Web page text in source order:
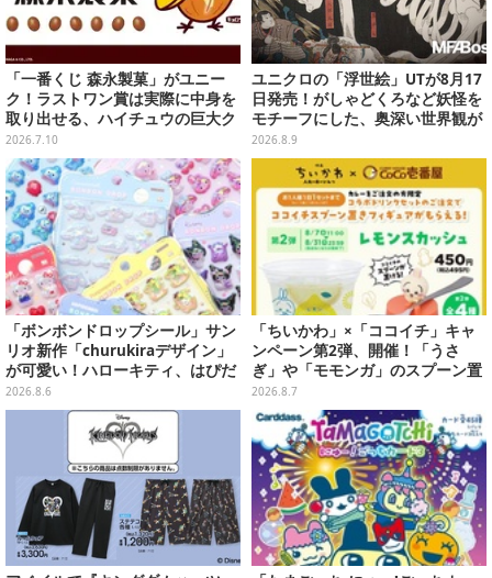
「一番くじ 森永製菓」がユニー
ク！ラストワン賞は実際に中身を
取り出せる、ハイチュウの巨大ク
ッション
2026.7.10
ユニクロの「浮世絵」UTが8月17
日発売！がしゃどくろなど妖怪を
モチーフにした、奥深い世界観が
最高にオシャレ
2026.8.9
「ボンボンドロップシール」サン
リオ新作「churukiraデザイン」
が可愛い！ハローキティ、はぴだ
んぶいなど全8種類が順次展開
2026.8.6
「ちいかわ」×「ココイチ」キャ
ンペーン第2弾、開催！「うさ
ぎ」や「モモンガ」のスプーン置
きをGETしよう
2026.8.7